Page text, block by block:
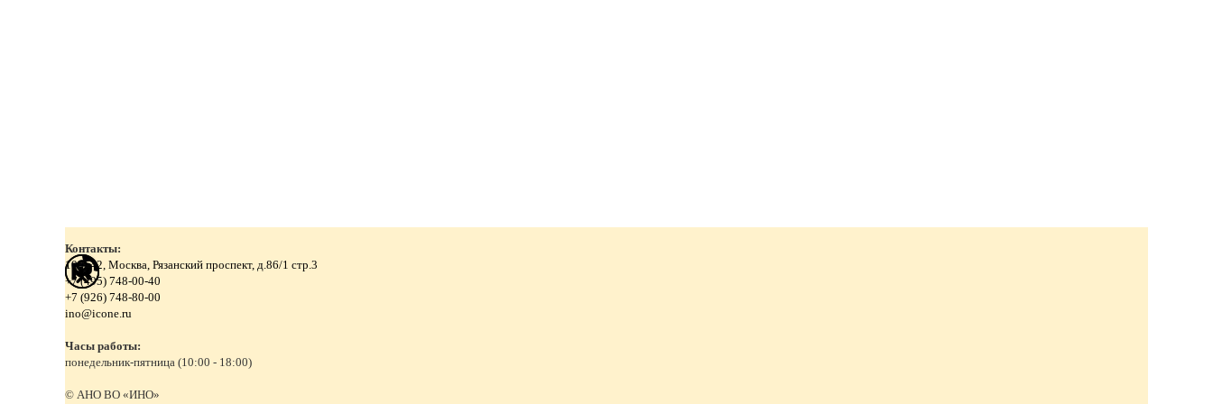
Контакты:
109542, Москва, Рязанский проспект, д.86/1 стр.3
+7 (495) 748-00-40
+7 (926) 748-80-00
ino@icone.ru
Часы работы:
понедельник-пятница (10:00 - 18:00)
© АНО ВО «ИНО»